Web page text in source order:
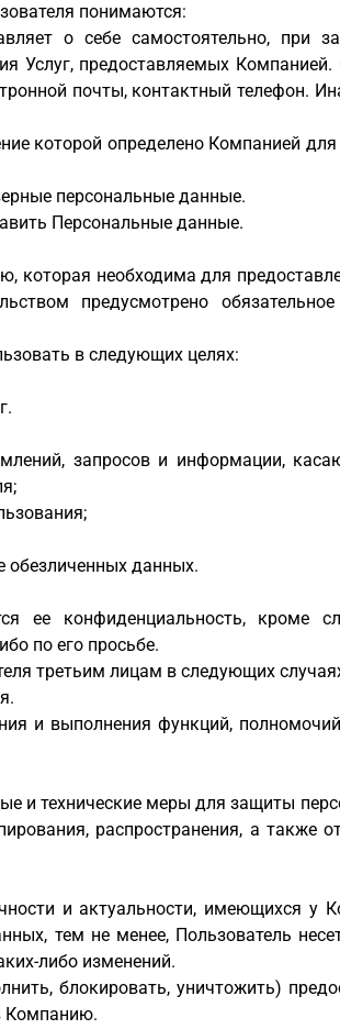
понимаются:
о себе самостоятельно, при
Услуг, предоставляемых
почты, контактный телефон.
которой определено Компанией
персональные данные.
Персональные данные.
необходима для
предусмотрено
в следующих целях:
запросов и информации,
обезличенных данных.
ее конфиденциальность, кроме
по его просьбе.
третьим лицам в следующих
и выполнения функций,
и технические меры для защиты
распространения, а
и актуальности, имеющихся у
тем не менее, Пользователь
либо изменений.
блокировать, уничтожить)
Компанию.